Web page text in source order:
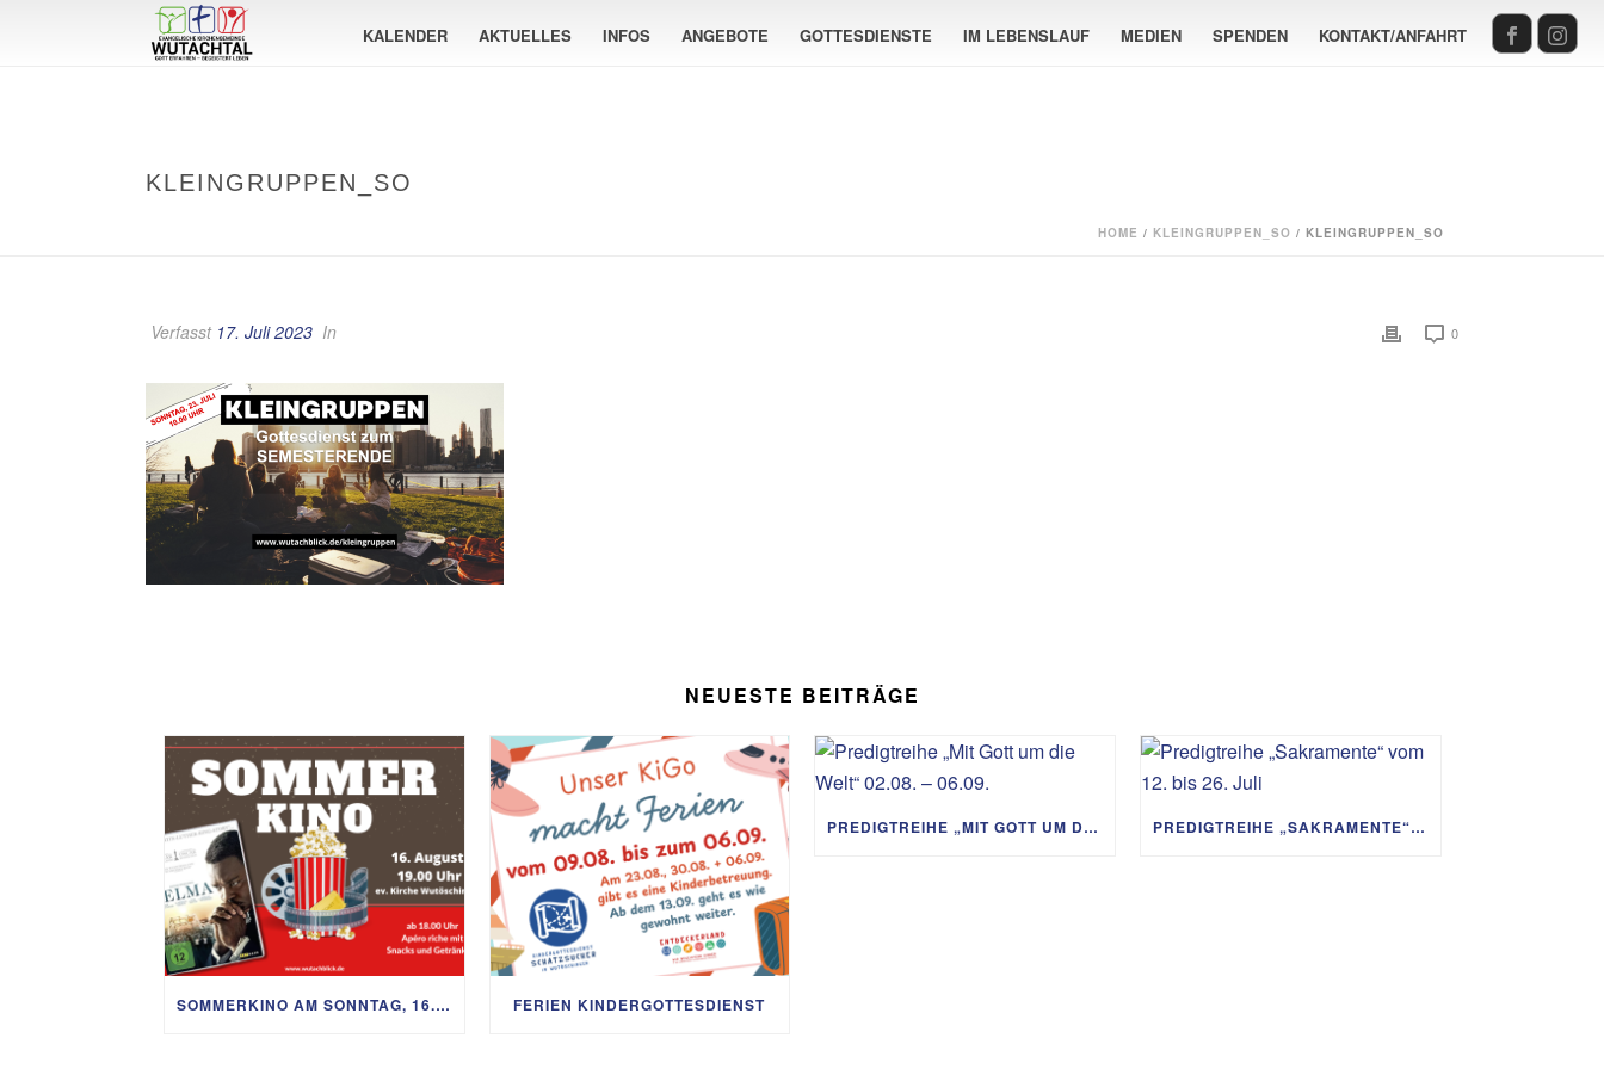
KALENDER AKTUELLES INFOS ANGEBOTE GOTTESDIENSTE IM LEBENSLAUF MEDIEN SPENDEN KONTAKT/ANFAHRT
KLEINGRUPPEN_SO
HOME / KLEINGRUPPEN_SO / KLEINGRUPPEN_SO
Verfasst 17. Juli 2023 In 0
NEUESTE BEITRÄGE
SOMMERKINO AM SONNTAG, 16. AUGUST FERIEN KINDERGOTTESDIENST
PREDIGTREIHE „MIT GOTT UM DIE WELT“ 02.08. – 06.09. PREDIGTREIHE „SAKRAMENTE“ VOM 12. BIS 26. JULI